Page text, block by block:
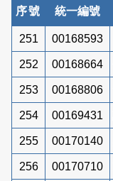
序號 統一編號
251 00168593
252 00168664
253 00168806
254 00169431
255 00170140
256 00170710